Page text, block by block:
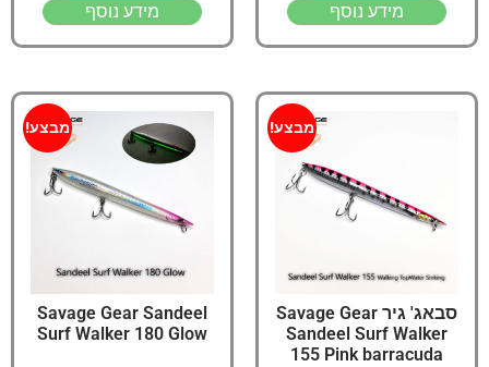
מידע נוסף מידע נוסף
מבצע!
סבאג' גיר Savage Gear
Sandeel Surf Walker
155 Pink barracuda
מבצע!
Savage Gear Sandeel
Surf Walker 180 Glow